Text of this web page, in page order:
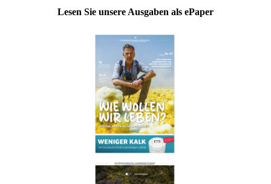
Lesen Sie unsere Ausgaben als ePaper